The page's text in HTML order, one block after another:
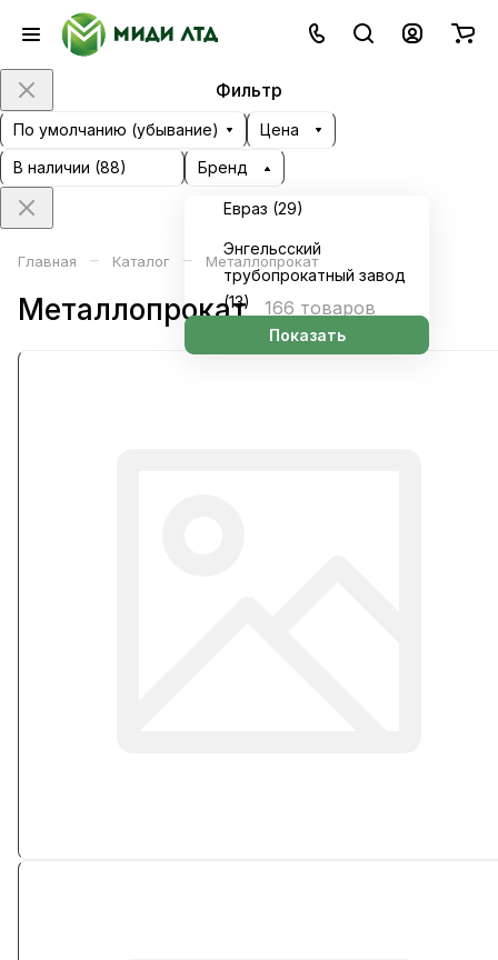
Фильтр
По умолчанию (убывание)
Цена
В наличии (88) Бренд
Евраз (29)
Энгельсский
трубопрокатный завод
(13)
Показать
Главная – Каталог – Металлопрокат
Металлопрокат 166 товаров